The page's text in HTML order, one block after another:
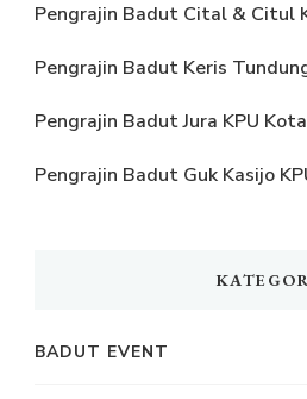
Pengrajin Badut Cital & Citul
Pengrajin Badut Keris
Pengrajin Badut Jura KPU
Pengrajin Badut Guk Kasijo
BADUT EVENT